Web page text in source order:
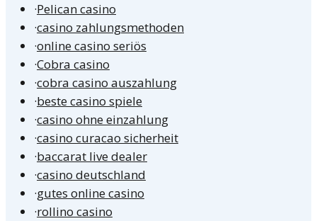
·Pelican casino
·casino zahlungsmethoden
·online casino seriös
·Cobra casino
·cobra casino auszahlung
·beste casino spiele
·casino ohne einzahlung
·casino curacao sicherheit
·baccarat live dealer
·casino deutschland
·gutes online casino
·rollino casino